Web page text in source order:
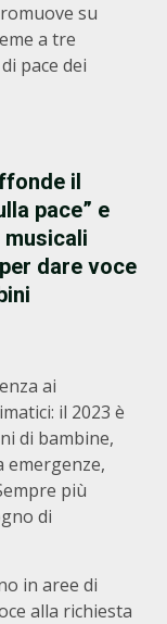
su
a tre
pace dei
il
pace” e
dare voce
ai
il 2023 è
di bambine,
emergenze,
più
di
in aree di
alla richiesta